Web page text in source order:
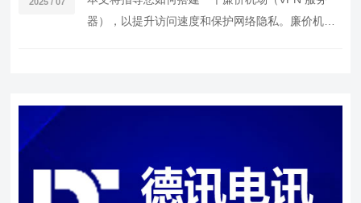
器），以提升访问速度和保护网络隐私。廉价机场